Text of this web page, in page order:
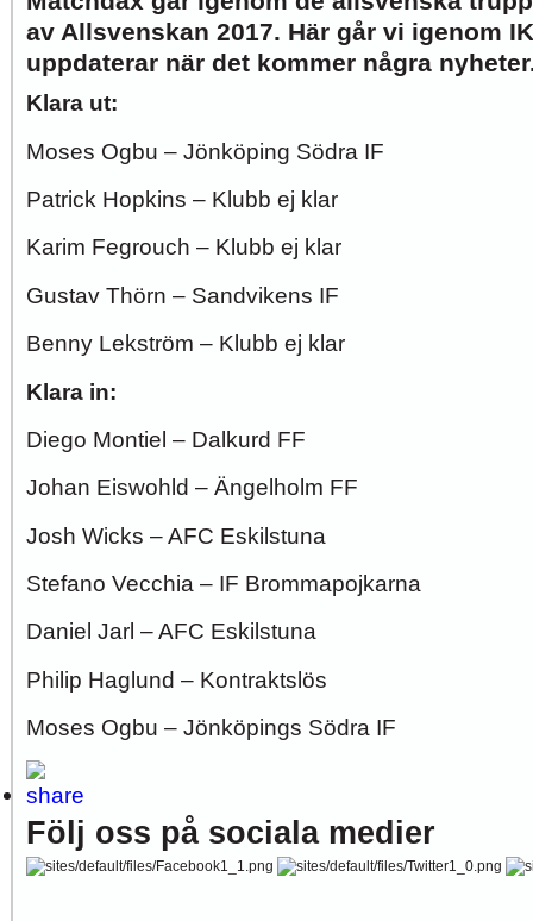
av Allsvenskan 2017. Här går vi igenom
uppdaterar när det kommer några
Klara ut:
Moses Ogbu – Jönköping Södra IF
Patrick Hopkins – Klubb ej klar
Karim Fegrouch – Klubb ej klar
Gustav Thörn – Sandvikens IF
Benny Lekström – Klubb ej klar
Klara in:
Diego Montiel – Dalkurd FF
Johan Eiswohld – Ängelholm FF
Josh Wicks – AFC Eskilstuna
Stefano Vecchia – IF Brommapojkarna
Daniel Jarl – AFC Eskilstuna
Philip Haglund – Kontraktslös
Moses Ogbu – Jönköpings Södra IF
Följ oss på sociala medier